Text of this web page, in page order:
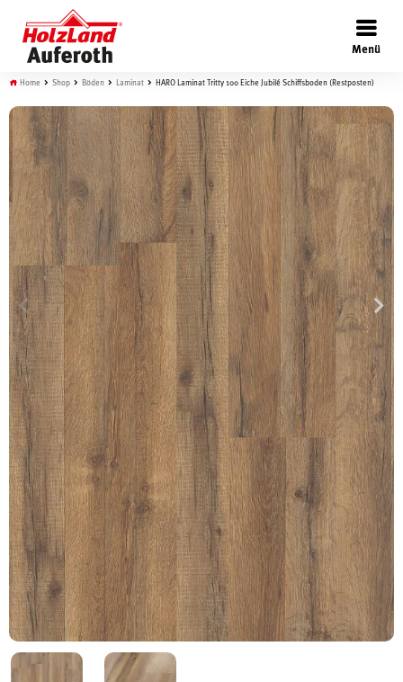
Menü
×
Böden
Türen
Wand
Garten
Schreinerei
Shop
Ausstellung
Infos
Home Shop Böden Laminat HARO Laminat Tritty 100 Eiche Jubilé Schiffsboden (Restposten)